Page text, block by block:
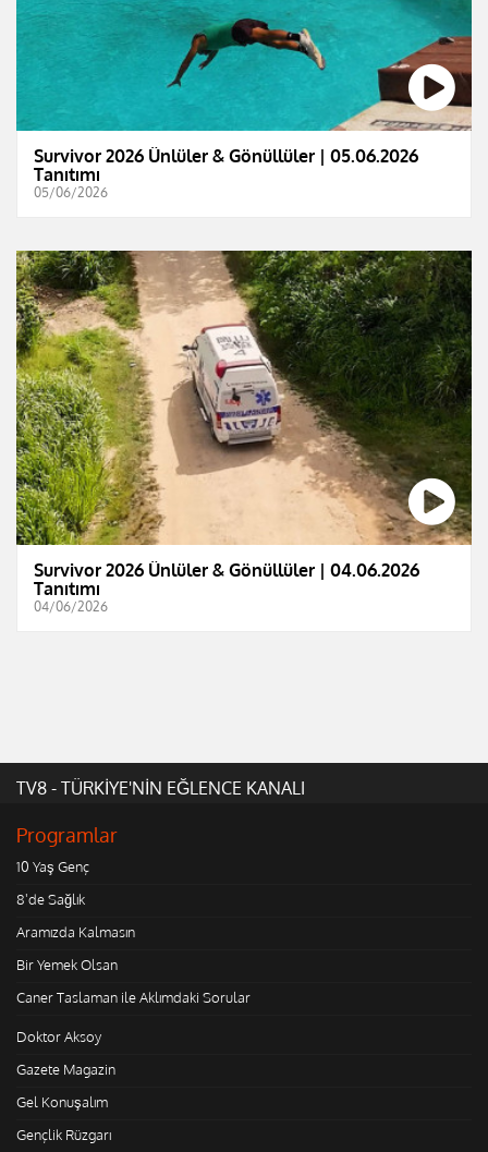
Survivor 2026 Ünlüler & Gönüllüler | 05.06.2026
Tanıtımı
05/06/2026
Survivor 2026 Ünlüler & Gönüllüler | 04.06.2026
Tanıtımı
04/06/2026
TV8 - TÜRKİYE'NİN EĞLENCE KANALI
Programlar
10 Yaş Genç
8'de Sağlık
Aramızda Kalmasın
Bir Yemek Olsan
Caner Taslaman ile Aklımdaki Sorular
Doktor Aksoy
Gazete Magazin
Gel Konuşalım
Gençlik Rüzgarı